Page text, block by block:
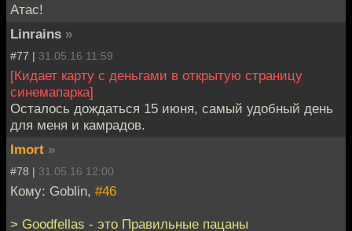
Атас!
Linrains »
#77 | 31.05.16 11:59
[Кидает карту с деньгами в открытую страницу
синемапарка]
Осталось дождаться 15 июня, самый удобный день
для меня и камрадов.
Imort »
#78 | 31.05.16 12:00
Кому: Goblin, #46
> Goodfellas - это Правильные пацаны